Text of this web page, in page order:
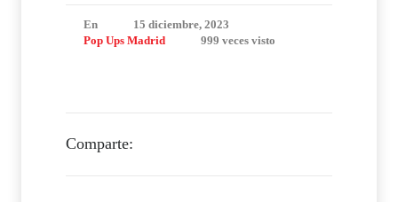
En
15 diciembre, 2023
Pop Ups Madrid
999 veces visto
Comparte: